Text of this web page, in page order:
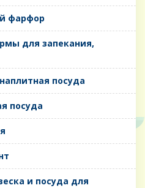
фарфор
для запекания,
посуда
посуда
и посуда для